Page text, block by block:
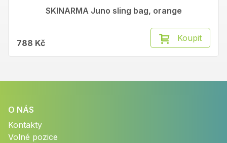
SKINARMA Juno sling bag, orange
788 Kč Koupit
O NÁS
Kontakty
Volné pozice